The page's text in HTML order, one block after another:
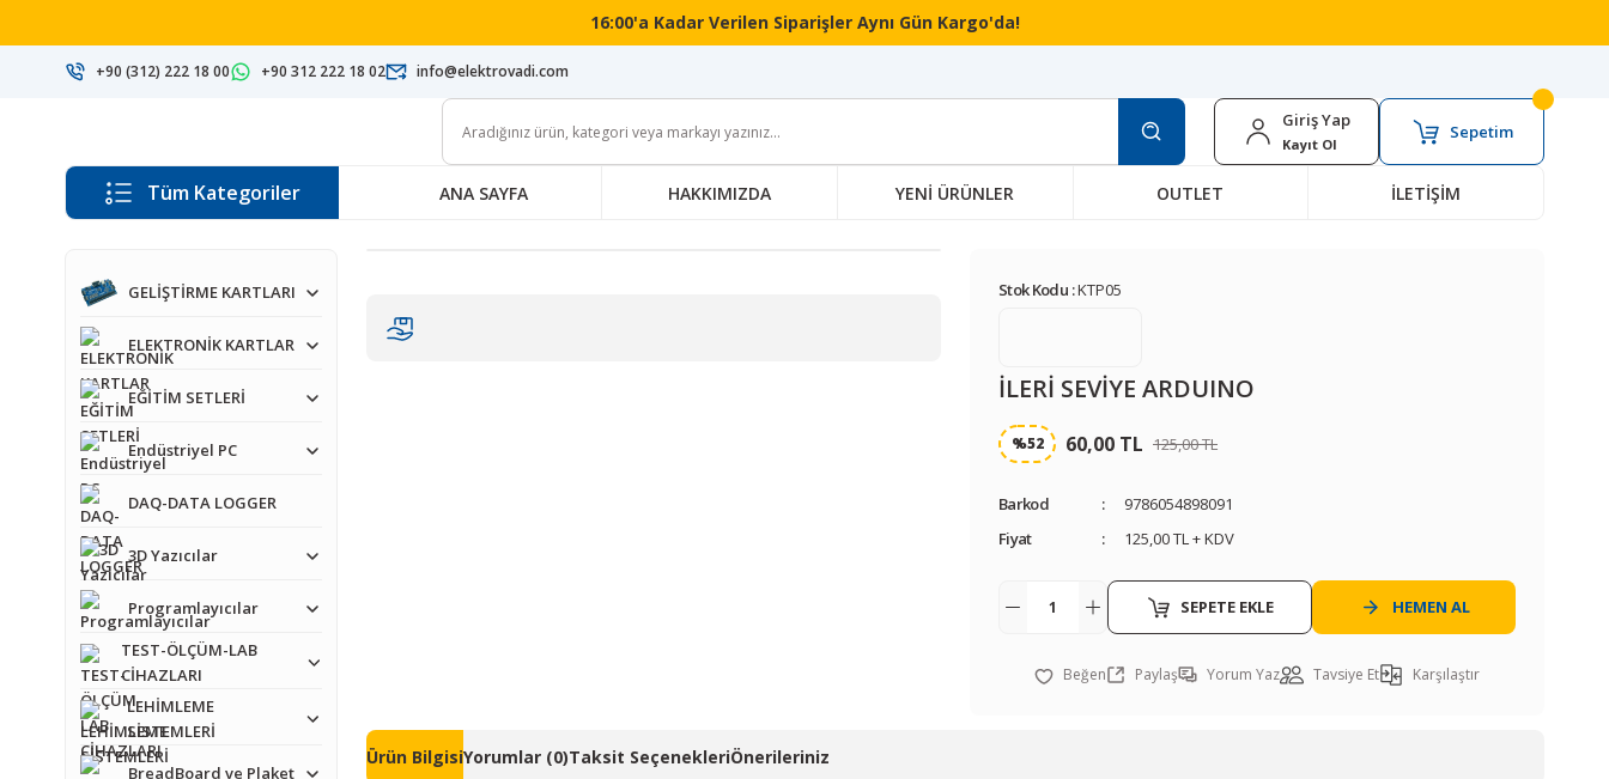
16:00'a Kadar Verilen Siparişler Aynı Gün Kargo'da!
+90 (312) 222 18 00 +90 312 222 18 02 info@elektrovadi.com
Giriş Yap
Kayıt Ol
Sepetim
Tüm Kategoriler ANA SAYFA HAKKIMIZDA YENİ ÜRÜNLER OUTLET İLETİŞİM
GELİŞTİRME KARTLARI
ELEKTRONİK KARTLAR
EĞİTİM SETLERİ
Endüstriyel PC
DAQ-DATA LOGGER
3D Yazıcılar
Programlayıcılar
TEST-ÖLÇÜM-LAB
CİHAZLARI
LEHİMLEME
SİSTEMLERİ
BreadBoard ve Plaket
Stok Kodu :KTP05
İLERİ SEVİYE ARDUINO
%52 60,00 TL 125,00 TL
Barkod
9786054898091
Fiyat
125,00 TL + KDV
SEPETE EKLE HEMEN AL
Paylaş Yorum Yaz Tavsiye Et Karşılaştır
Ürün BilgisiYorumlar (0)Taksit SeçenekleriÖnerileriniz